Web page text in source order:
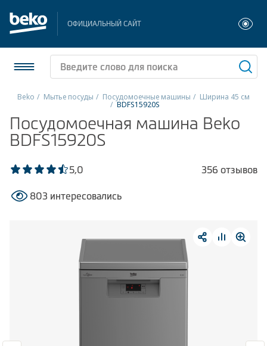
ОФИЦИАЛЬНЫЙ САЙТ
Холодильники и морозильники
Стиральные и сушильные машины
Посудомоечные машины
Плиты
Малая бытовая техника
Климатическая техника
Beko Мытье посуды Посудомоечные машины Ширина 45 см
BDFS15920S
Посудомоечная машина Beko
BDFS15920S
5,0 356 отзывов
803 интересовались